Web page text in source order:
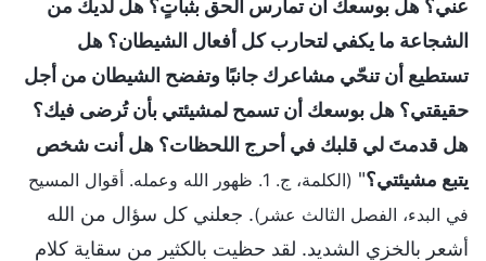
عني؟ هل بوسعك أن تمارس الحق بثباتٍ؟ هل لديك من
الشجاعة ما يكفي لتحارب كل أفعال الشيطان؟ هل
تستطيع أن تنحّي مشاعرك جانبًا وتفضح الشيطان من أجل
حقيقتي؟ هل بوسعك أن تسمح لمشيئتي بأن تُرضى فيك؟
هل قدمتَ لي قلبك في أحرج اللحظات؟ هل أنت شخص
يتبع مشيئتي؟"
(الكلمة، ج. 1. ظهور الله وعمله. أقوال المسيح
في البدء، الفصل الثالث عشر). جعلني كل سؤال من الله
أشعر بالخزي الشديد. لقد حظيت بالكثير من سقاية كلام